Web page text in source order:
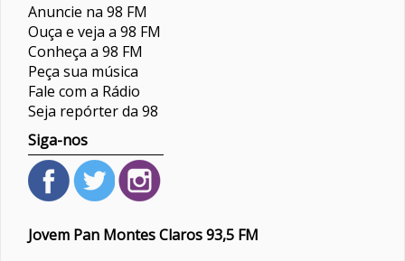
Anuncie na 98 FM
Ouça e veja a 98 FM
Conheça a 98 FM
Peça sua música
Fale com a Rádio
Seja repórter da 98
Siga-nos
Jovem Pan Montes Claros 93,5 FM